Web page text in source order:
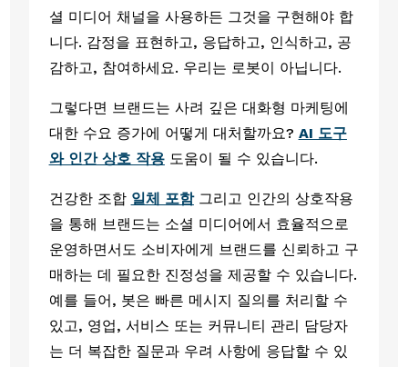
셜 미디어 채널을 사용하든 그것을 구현해야 합
니다. 감정을 표현하고, 응답하고, 인식하고, 공
감하고, 참여하세요. 우리는 로봇이 아닙니다.
그렇다면 브랜드는 사려 깊은 대화형 마케팅에
대한 수요 증가에 어떻게 대처할까요? AI 도구
와 인간 상호 작용 도움이 될 수 있습니다.
건강한 조합 일체 포함 그리고 인간의 상호작용
을 통해 브랜드는 소셜 미디어에서 효율적으로
운영하면서도 소비자에게 브랜드를 신뢰하고 구
매하는 데 필요한 진정성을 제공할 수 있습니다.
예를 들어, 봇은 빠른 메시지 질의를 처리할 수
있고, 영업, 서비스 또는 커뮤니티 관리 담당자
는 더 복잡한 질문과 우려 사항에 응답할 수 있